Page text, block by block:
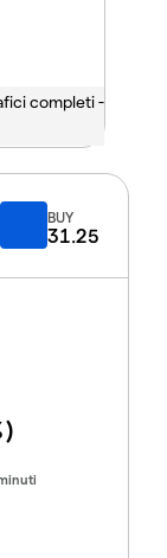
completi -
BUY
31.25